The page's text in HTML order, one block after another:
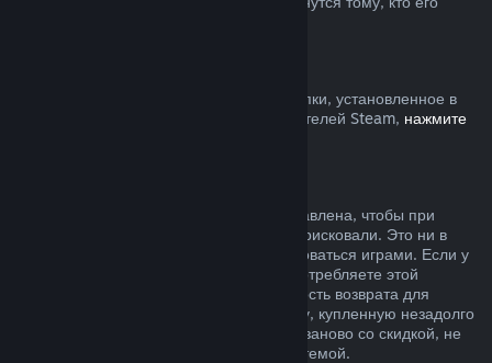
Чтобы узнать, как право на отказ от покупки, установленное в
Европейском союзе, влияет на пользователей Steam, нажмите
Возможность делать возвраты была добавлена, чтобы при
покупке продуктов в Steam вы ничем не рисковали. Это ни в
коем случае не способ бесплатно пользоваться играми. Если у
нас возникнут подозрения, что вы злоупотребляете этой
системой, мы можем отменить возможность возврата для
вашего аккаунта. Возврат средств за игру, купленную незадолго
до начала распродажи, чтобы купить ее заново со скидкой, не
считается злоупотреблением нашей системой.